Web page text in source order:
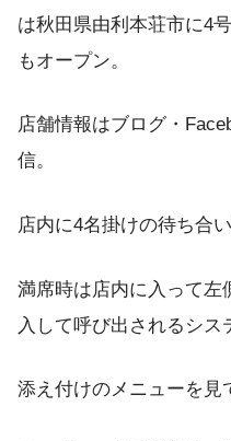
は秋田県由利本荘市に4
もオープン。
店舗情報はブログ・
信。
店内に4名掛けの待ち合い
満席時は店内に入って左
入して呼び出されるシス
添え付けのメニューを見